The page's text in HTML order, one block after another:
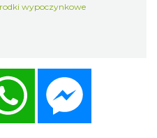
wypoczynkowe
WhatsApp